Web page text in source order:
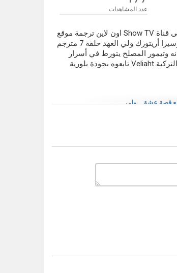
عدد المشاهدات
مسلسل ولي العهد الحلقة 7 مترجم دراما تركية بطابع درامي عائلي اكشن تعرض على قناة Show TV اون لاين ترجمة موقع
قصة عشق ولي العهد حلقة 7 بطولة العمل للممثلين أكين أكين أوزو وإرجان كصال وسيرا أريتورك ولي العهد حلقة 7 مترجم
وتيمور المصلح يتورط في أسرار
العائلة Veliaht 7.Bölüm قصة عشق يوتيوب ديلموشن ولي العهد عمل جديد للدراما التركية Veliaht تابعوه بجودة بلورية
قصة عشق
ولي